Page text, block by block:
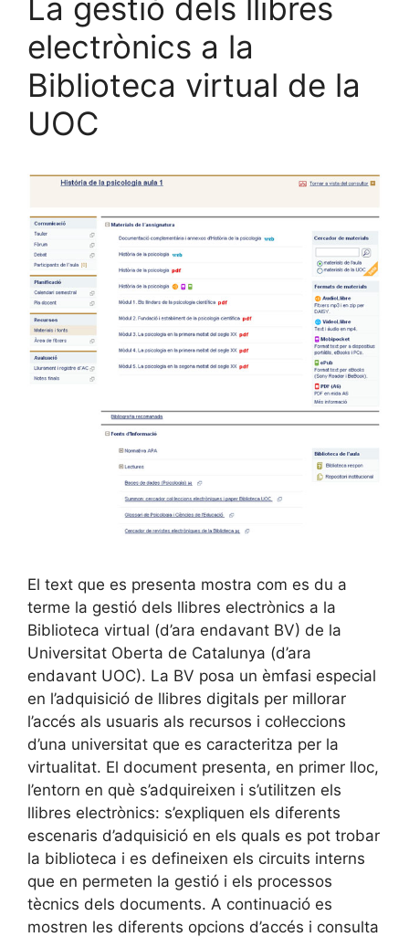
La gestió dels llibres
electrònics a la
Biblioteca virtual de la
UOC
El text que es presenta mostra com es du a
terme la gestió dels llibres electrònics a la
Biblioteca virtual (d’ara endavant BV) de la
Universitat Oberta de Catalunya (d’ara
endavant UOC). La BV posa un èmfasi especial
en l’adquisició de llibres digitals per millorar
l’accés als usuaris als recursos i col·leccions
d’una universitat que es caracteritza per la
virtualitat. El document presenta, en primer lloc,
l’entorn en què s’adquireixen i s’utilitzen els
llibres electrònics: s’expliquen els diferents
escenaris d’adquisició en els quals es pot trobar
la biblioteca i es defineixen els circuits interns
que en permeten la gestió i els processos
tècnics dels documents. A continuació es
mostren les diferents opcions d’accés i consulta